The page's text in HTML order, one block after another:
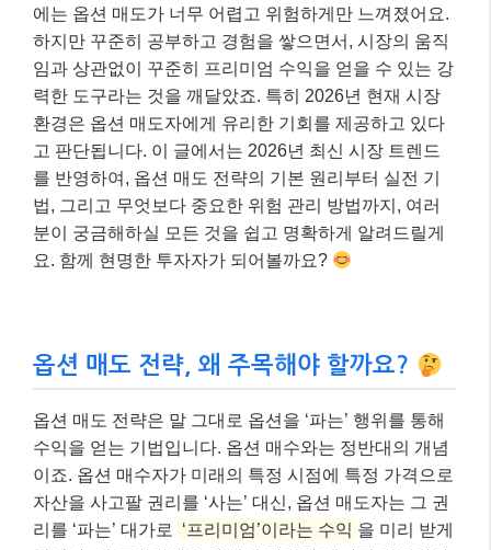
에는 옵션 매도가 너무 어렵고 위험하게만 느껴졌어요.
하지만 꾸준히 공부하고 경험을 쌓으면서, 시장의 움직
임과 상관없이 꾸준히 프리미엄 수익을 얻을 수 있는 강
력한 도구라는 것을 깨달았죠. 특히 2026년 현재 시장
환경은 옵션 매도자에게 유리한 기회를 제공하고 있다
고 판단됩니다. 이 글에서는 2026년 최신 시장 트렌드
를 반영하여, 옵션 매도 전략의 기본 원리부터 실전 기
법, 그리고 무엇보다 중요한 위험 관리 방법까지, 여러
분이 궁금해하실 모든 것을 쉽고 명확하게 알려드릴게
요. 함께 현명한 투자자가 되어볼까요?
옵션 매도 전략, 왜 주목해야 할까요?
옵션 매도 전략은 말 그대로 옵션을 ‘파는’ 행위를 통해
수익을 얻는 기법입니다. 옵션 매수와는 정반대의 개념
이죠. 옵션 매수자가 미래의 특정 시점에 특정 가격으로
자산을 사고팔 권리를 ‘사는’ 대신, 옵션 매도자는 그 권
리를 ‘파는’ 대가로
‘프리미엄’이라는 수익 을 미리 받게